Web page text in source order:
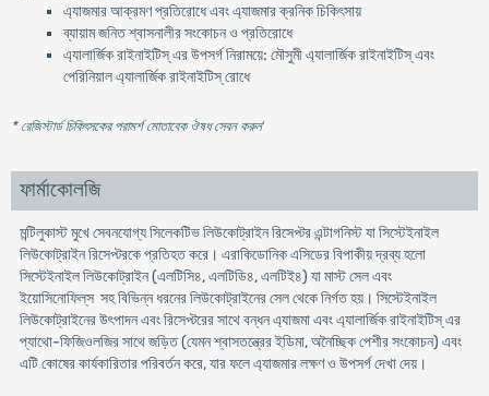
এ্যাজমার আক্রমণ প্রতিরোধে এবং এ্যাজমার ক্রনিক চিকিৎসায়
ব্যায়াম জনিত শ্বাসনালীর সংকোচন ও প্রতিরোধে
এ্যালার্জিক রাইনাইটিস্ এর উপসর্গ নিরাময়ে: মৌসুমী এ্যালার্জিক রাইনাইটিস্ এবং
পেরিনিয়াল এ্যালার্জিক রাইনাইটিস্ রোধে
* রেজিস্টার্ড চিকিৎসকের পরামর্শ মোতাবেক ঔষধ সেবন করুন'
ফার্মাকোলজি
মন্টিলুকাস্ট মুখে সেবনযোগ্য সিলেকটিভ লিউকোট্রাইন রিসেপ্টর এন্টাগনিস্ট যা সিস্টেইনাইল
লিউকোট্রাইন রিসেপ্টরকে প্রতিহত করে। এরাকিডোনিক এসিডের বিপাকীয় দ্রব্য হলো
সিস্টেইনাইল লিউকোট্রাইন (এলটিসি৪, এলটিডি৪, এলটিই৪) যা মাস্ট সেল এবং
ইয়োসিনোফিল্‌স সহ বিভিন্ন ধরনের লিউকোট্রাইনের সেল থেকে নির্গত হয়। সিস্টেইনাইল
লিউকোট্রাইনের উৎপাদন এবং রিসেপ্টরের সাথে বন্ধন এ্যাজমা এবং এ্যালার্জিক রাইনাইটিস্ এর
প্যাথো-ফিজিওলজির সাথে জড়িত (যেমন শ্বাসতন্ত্রের ইডিমা, অনৈচ্ছিক পেশীর সংকোচন) এবং
এটি কোষের কার্যকারিতার পরিবর্তন করে, যার ফলে এ্যাজমার লক্ষণ ও উপসর্গ দেখা দেয়।